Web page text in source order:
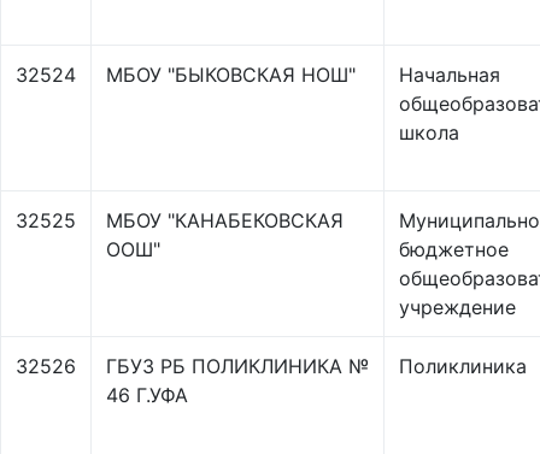
32524 МБОУ "БЫКОВСКАЯ НОШ"
Начальная
школа
32525
МБОУ "КАНАБЕКОВСКАЯ
ООШ"
бюджетное
учреждение
32526
ГБУЗ РБ ПОЛИКЛИНИКА №
46 Г.УФА
Поликлиника